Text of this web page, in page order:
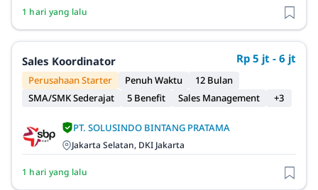
1 hari yang lalu
Sales Koordinator Rp 5 jt - 6 jt
Perusahaan Starter Penuh Waktu
12 Bulan
SMA/SMK Sederajat
5 Benefit Sales Management +3
PT. SOLUSINDO BINTANG PRATAMA
Jakarta Selatan, DKI Jakarta
1 hari yang lalu